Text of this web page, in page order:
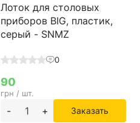
Лоток для столовых
приборов BIG, пластик,
серый - SNMZ
0
90
грн / шт.
- + Заказать